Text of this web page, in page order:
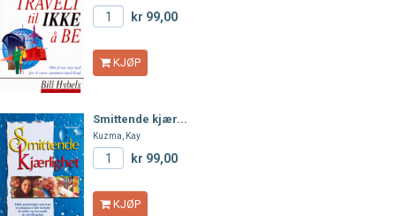
kr 99,00
KJØP
Smittende kjær...
Kuzma, Kay
kr 99,00
KJØP